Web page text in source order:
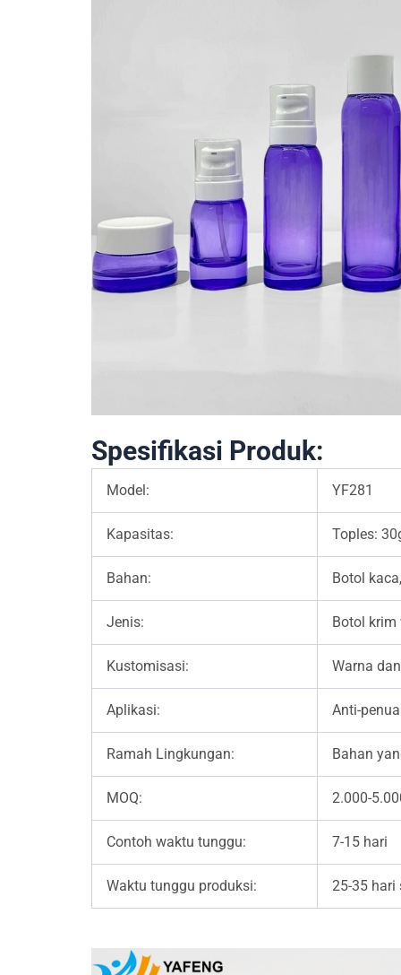
Spesifikasi Produk:
Model: YF281
Kapasitas: Toples:
Bahan: Botol
Jenis: Botol krim
Kustomisasi: Warna
Aplikasi: Anti-
Ramah Lingkungan: Bahan
MOQ: 2.000-
Contoh waktu tunggu: 7-15 hari
Waktu tunggu produksi: 25-35 hari